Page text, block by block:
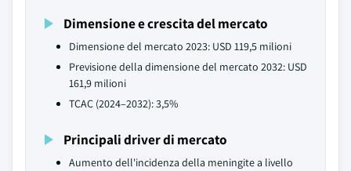
Dimensione e crescita del mercato
Dimensione del mercato 2023: USD 119,5 milioni
Previsione della dimensione del mercato 2032: USD
161,9 milioni
TCAC (2024–2032): 3,5%
Principali driver di mercato
Aumento dell'incidenza della meningite a livello